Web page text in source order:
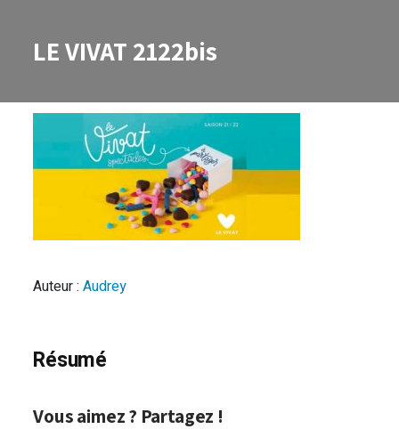
LE VIVAT 2122bis
LE VIVAT 2122bis
Auteur :Audrey
Résumé
Vous aimez ? Partagez !